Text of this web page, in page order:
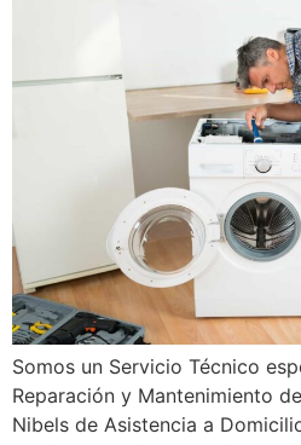
Somos un Servicio Técnico
Reparación y Mantenimiento
Nibels de Asistencia a